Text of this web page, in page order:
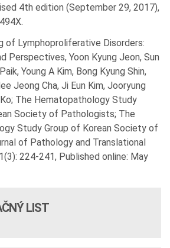
4th edition (September 29, 2017),
of Lymphoproliferative Disorders:
Perspectives, Yoon Kyung Jeon, Sun
Young A Kim, Bong Kyung Shin,
Jeong Cha, Ji Eun Kim, Jooryung
Ko; The Hematopathology Study
Society of Pathologists; The
Study Group of Korean Society of
of Pathology and Translational
224-241, Published online: May
LIST